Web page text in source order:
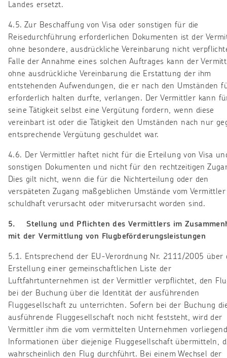
Landes ersetzt.
4.5. Zur Beschaffung von Visa oder sonstigen für die
Reisedurchführung erforderlichen Dokumenten ist der
ohne besondere, ausdrückliche Vereinbarung nicht
Falle der Annahme eines solchen Auftrages kann der
ohne ausdrückliche Vereinbarung die Erstattung der ihm
entstehenden Aufwendungen, die er nach den Umständen
erforderlich halten durfte, verlangen. Der Vermittler kann
seine Tätigkeit selbst eine Vergütung fordern, wenn diese
vereinbart ist oder die Tätigkeit den Umständen nach nur
entsprechende Vergütung geschuldet war.
4.6. Der Vermittler haftet nicht für die Erteilung von Visa
sonstigen Dokumenten und nicht für den rechtzeitigen
Dies gilt nicht, wenn die für die Nichterteilung oder den
verspäteten Zugang maßgeblichen Umstände vom Vermittler
schuldhaft verursacht oder mitverursacht worden sind.
5. Stellung und Pflichten des Vermittlers im
mit der Vermittlung von Flugbeförderungsleistungen
5.1. Entsprechend der EU-Verordnung Nr. 2111/2005 über
Erstellung einer gemeinschaftlichen Liste der
Luftfahrtunternehmen ist der Vermittler verpflichtet, den
bei der Buchung über die Identität der ausführenden
Fluggesellschaft zu unterrichten. Sofern bei der Buchung
ausführende Fluggesellschaft noch nicht feststeht, wird der
Vermittler ihm die vom vermittelten Unternehmen
Informationen über diejenige Fluggesellschaft übermitteln,
wahrscheinlich den Flug durchführt. Bei einem Wechsel der